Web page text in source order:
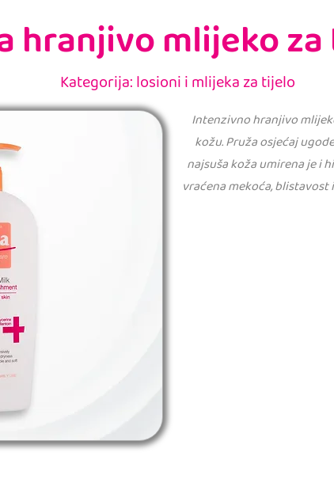
hranjivo mlijeko
Kategorija: losioni i mlijeka za tijelo
Intenzivno hranjivo
kožu. Pruža osjećaj
najsuša koža umirena je i
vraćena mekoća,